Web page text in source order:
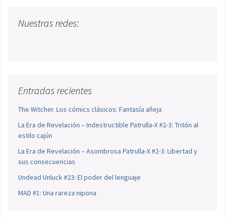
Nuestras redes:
Entradas recientes
The Witcher. Los cómics clásicos: Fantasía añeja
La Era de Revelación – Indestructible Patrulla-X #2-3: Tritón al
estilo cajún
La Era de Revelación – Asombrosa Patrulla-X #2-3: Libertad y
sus consecuencias
Undead Unluck #23: El poder del lenguaje
MAD #1: Una rareza nipona